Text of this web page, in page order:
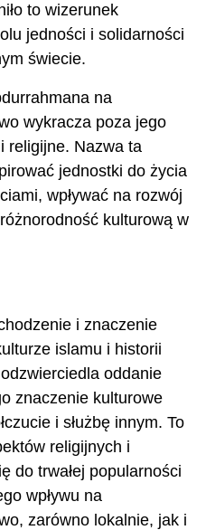
to wizerunek
jedności i solidarności
świecie.
na
wykracza poza jego
religijne. Nazwa ta
jednostki do życia
wpływać na rozwój
kulturową w
i znaczenie
islamu i historii
oddanie
znaczenie kulturowe
i służbę innym. To
religijnych i
do trwałej popularności
wpływu na
zarówno lokalnie, jak i